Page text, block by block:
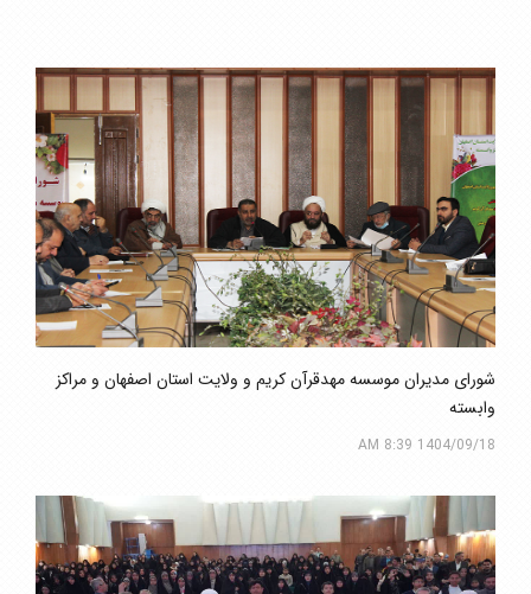
شورای مدیران موسسه مهدقرآن کریم و ولایت استان اصفهان و مراکز
وابسته
1404/09/18 8:39 AM